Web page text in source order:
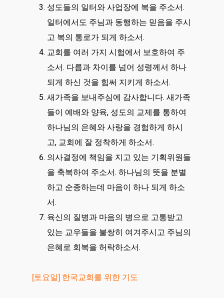
성도들의 일터와 사업장에 복을 주소서.
일터에서도 주님과 동행하는 믿음을 주시
고 복의 통로가 되게 하소서.
교회를 여러 가지 시험에서 보호하여 주
소서. 다름과 차이를 넘어 성령께서 하나
되게 하신 것을 힘써 지키게 하소서.
새가족을 보내주심에 감사합니다. 새가족
들이 예배와 양육, 성도의 교제를 통하여
하나님의 은혜와 사랑을 경험하게 하시
고, 교회에 잘 정착하게 하소서.
의사결정에 책임을 지고 있는 기획위원들
을 축복하여 주소서. 하나님의 뜻을 분별
하고 순종하는데 마음이 하나 되게 하소
서.
육신의 질병과 마음의 병으로 고통받고
있는 교우들을 불쌍히 여겨주시고 주님의
은혜로 회복을 허락하소서.
[토요일] 한국교회를 위한 기도